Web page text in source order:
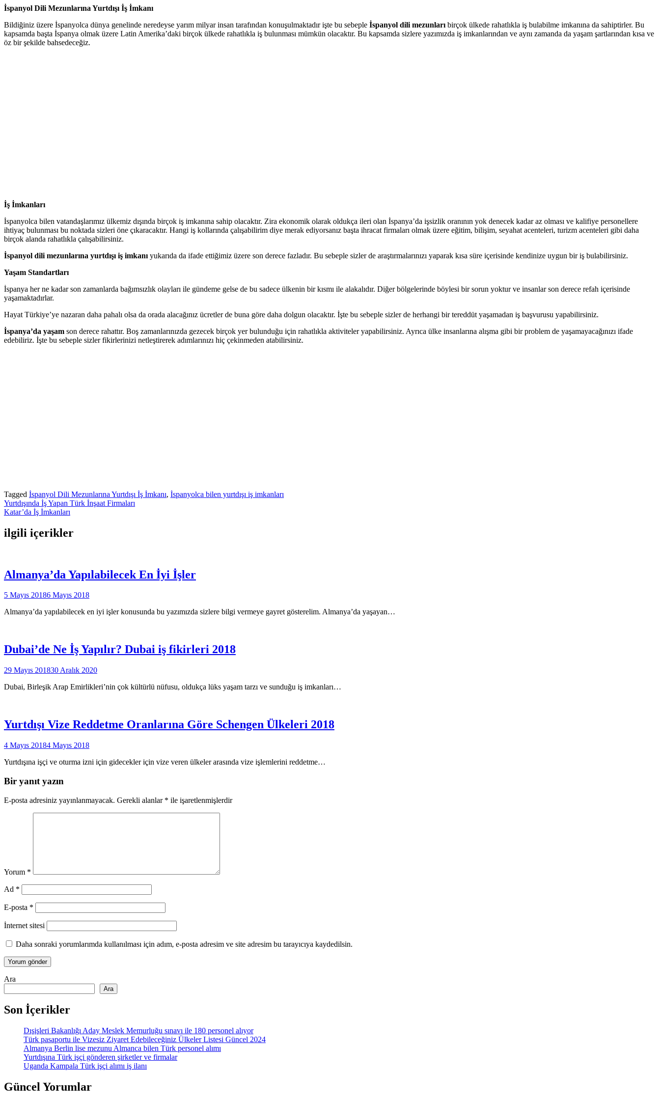
İspanyol Dili Mezunlarına Yurtdışı İş İmkanı
Bildiğiniz üzere İspanyolca dünya genelinde neredeyse yarım milyar insan tarafından konuşulmaktadır işte bu sebeple İspanyol dili mezunları birçok ülkede rahatlıkla iş bulabilme imkanına da sahiptirler. Bu
kapsamda başta İspanya olmak üzere Latin Amerika’daki birçok ülkede rahatlıkla iş bulunması mümkün olacaktır. Bu kapsamda sizlere yazımızda iş imkanlarından ve aynı zamanda da yaşam şartlarından kısa ve
öz bir şekilde bahsedeceğiz.
İş İmkanları
İspanyolca bilen vatandaşlarımız ülkemiz dışında birçok iş imkanına sahip olacaktır. Zira ekonomik olarak oldukça ileri olan İspanya’da işsizlik oranının yok denecek kadar az olması ve kalifiye personellere
ihtiyaç bulunması bu noktada sizleri öne çıkaracaktır. Hangi iş kollarında çalışabilirim diye merak ediyorsanız başta ihracat firmaları olmak üzere eğitim, bilişim, seyahat acenteleri, turizm acenteleri gibi daha
birçok alanda rahatlıkla çalışabilirsiniz.
İspanyol dili mezunlarına yurtdışı iş imkanı yukarıda da ifade ettiğimiz üzere son derece fazladır. Bu sebeple sizler de araştırmalarınızı yaparak kısa süre içerisinde kendinize uygun bir iş bulabilirsiniz.
Yaşam Standartları
İspanya her ne kadar son zamanlarda bağımsızlık olayları ile gündeme gelse de bu sadece ülkenin bir kısmı ile alakalıdır. Diğer bölgelerinde böylesi bir sorun yoktur ve insanlar son derece refah içerisinde
yaşamaktadırlar.
Hayat Türkiye’ye nazaran daha pahalı olsa da orada alacağınız ücretler de buna göre daha dolgun olacaktır. İşte bu sebeple sizler de herhangi bir tereddüt yaşamadan iş başvurusu yapabilirsiniz.
İspanya’da yaşam son derece rahattır. Boş zamanlarınızda gezecek birçok yer bulunduğu için rahatlıkla aktiviteler yapabilirsiniz. Ayrıca ülke insanlarına alışma gibi bir problem de yaşamayacağınızı ifade
edebiliriz. İşte bu sebeple sizler fikirlerinizi netleştirerek adımlarınızı hiç çekinmeden atabilirsiniz.
Tagged İspanyol Dili Mezunlarına Yurtdışı İş İmkanı, İspanyolca bilen yurtdışı iş imkanları
Yazı
gezinmesi
Yurtdışında İş Yapan Türk İnşaat Firmaları
Katar’da İş İmkanları
ilgili içerikler
Almanya’da Yapılabilecek En İyi İşler
5 Mayıs 20186 Mayıs 2018
Almanya’da yapılabilecek en iyi işler konusunda bu yazımızda sizlere bilgi vermeye gayret gösterelim. Almanya’da yaşayan…
Dubai’de Ne İş Yapılır? Dubai iş fikirleri 2018
29 Mayıs 201830 Aralık 2020
Dubai, Birleşik Arap Emirlikleri’nin çok kültürlü nüfusu, oldukça lüks yaşam tarzı ve sunduğu iş imkanları…
Yurtdışı Vize Reddetme Oranlarına Göre Schengen Ülkeleri 2018
4 Mayıs 20184 Mayıs 2018
Yurtdışına işçi ve oturma izni için gidecekler için vize veren ülkeler arasında vize işlemlerini reddetme…
Bir yanıt yazın
E-posta adresiniz yayınlanmayacak. Gerekli alanlar * ile işaretlenmişlerdir
Yorum *
Ad *
E-posta *
İnternet sitesi
Daha sonraki yorumlarımda kullanılması için adım, e-posta adresim ve site adresim bu tarayıcıya kaydedilsin.
Ara
Ara
Son İçerikler
Dışişleri Bakanlığı Aday Meslek Memurluğu sınavı ile 180 personel alıyor
Türk pasaportu ile Vizesiz Ziyaret Edebileceğiniz Ülkeler Listesi Güncel 2024
Almanya Berlin lise mezunu Almanca bilen Türk personel alımı
Yurtdışına Türk işçi gönderen şirketler ve firmalar
Uganda Kampala Türk işçi alımı iş ilanı
Güncel Yorumlar